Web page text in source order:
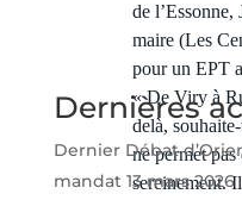
de
maire (Les
pour un EPT
« De Viry à
delà,
ne permet
sereinement.
Dernières
Dernier Débat
mandat 13 mars 2026